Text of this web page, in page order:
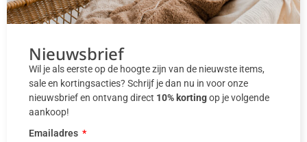
Nieuwsbrief
Wil je als eerste op de hoogte zijn van de nieuwste items,
sale en kortingsacties? Schrijf je dan nu in voor onze
nieuwsbrief en ontvang direct 10% kortingop je volgende
aankoop!
Emailadres